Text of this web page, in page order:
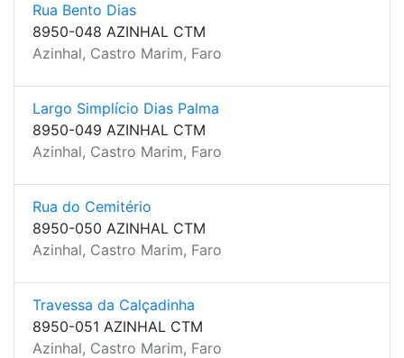
Rua Bento Dias
8950-048 AZINHAL CTM
Azinhal, Castro Marim, Faro
Largo Simplício Dias Palma
8950-049 AZINHAL CTM
Azinhal, Castro Marim, Faro
Rua do Cemitério
8950-050 AZINHAL CTM
Azinhal, Castro Marim, Faro
Travessa da Calçadinha
8950-051 AZINHAL CTM
Azinhal, Castro Marim, Faro